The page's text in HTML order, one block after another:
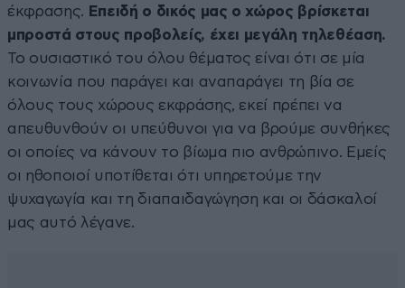
έκφρασης. Επειδή ο δικός μας ο χώρος βρίσκεται
μπροστά στους προβολείς, έχει μεγάλη τηλεθέαση.
Το ουσιαστικό του όλου θέματος είναι ότι σε μία
κοινωνία που παράγει και αναπαράγει τη βία σε
όλους τους χώρους εκφράσης, εκεί πρέπει να
απευθυνθούν οι υπεύθυνοι για να βρούμε συνθήκες
οι οποίες να κάνουν το βίωμα πιο ανθρώπινο. Εμείς
οι ηθοποιοί υποτίθεται ότι υπηρετούμε την
ψυχαγωγία και τη διαπαιδαγώγηση και οι δάσκαλοί
μας αυτό λέγανε.